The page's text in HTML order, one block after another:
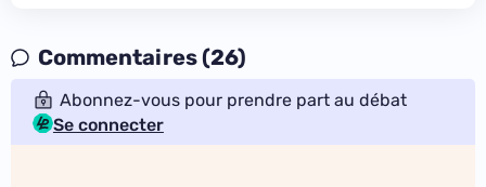
Commentaires (26)
Abonnez-vous pour prendre part au débat
Se connecter